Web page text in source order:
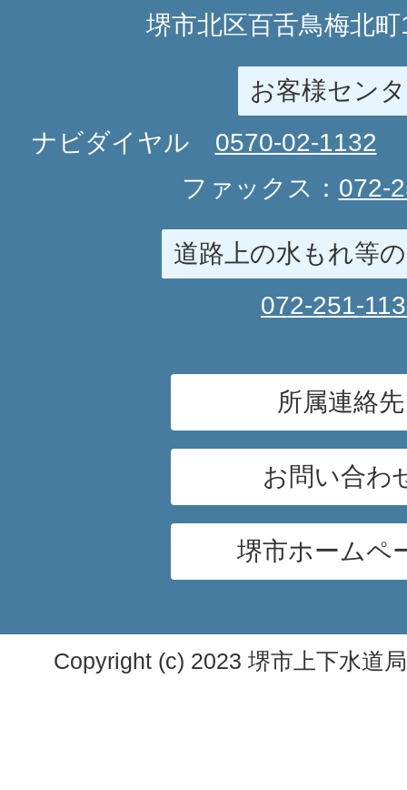
堺市北区百舌鳥梅北
お客様セン
ナビダイヤル 0570-02-1132
ファックス： 072-
道路上の水もれ等
072-251-
所属連絡先
お問い合わ
堺市ホームペ
Copyright (c) 2023 堺市上下水道